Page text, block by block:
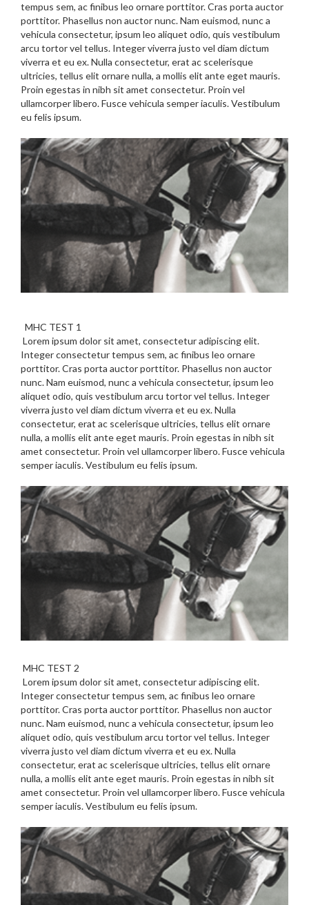
tempus sem, ac finibus leo ornare porttitor. Cras porta auctor
porttitor. Phasellus non auctor nunc. Nam euismod, nunc a
vehicula consectetur, ipsum leo aliquet odio, quis vestibulum
arcu tortor vel tellus. Integer viverra justo vel diam dictum
viverra et eu ex. Nulla consectetur, erat ac scelerisque
ultricies, tellus elit ornare nulla, a mollis elit ante eget mauris.
Proin egestas in nibh sit amet consectetur. Proin vel
ullamcorper libero. Fusce vehicula semper iaculis. Vestibulum
eu felis ipsum.
MHC TEST 1
Lorem ipsum dolor sit amet, consectetur adipiscing elit.
Integer consectetur tempus sem, ac finibus leo ornare
porttitor. Cras porta auctor porttitor. Phasellus non auctor
nunc. Nam euismod, nunc a vehicula consectetur, ipsum leo
aliquet odio, quis vestibulum arcu tortor vel tellus. Integer
viverra justo vel diam dictum viverra et eu ex. Nulla
consectetur, erat ac scelerisque ultricies, tellus elit ornare
nulla, a mollis elit ante eget mauris. Proin egestas in nibh sit
amet consectetur. Proin vel ullamcorper libero. Fusce vehicula
semper iaculis. Vestibulum eu felis ipsum.
MHC TEST 2
Lorem ipsum dolor sit amet, consectetur adipiscing elit.
Integer consectetur tempus sem, ac finibus leo ornare
porttitor. Cras porta auctor porttitor. Phasellus non auctor
nunc. Nam euismod, nunc a vehicula consectetur, ipsum leo
aliquet odio, quis vestibulum arcu tortor vel tellus. Integer
viverra justo vel diam dictum viverra et eu ex. Nulla
consectetur, erat ac scelerisque ultricies, tellus elit ornare
nulla, a mollis elit ante eget mauris. Proin egestas in nibh sit
amet consectetur. Proin vel ullamcorper libero. Fusce vehicula
semper iaculis. Vestibulum eu felis ipsum.